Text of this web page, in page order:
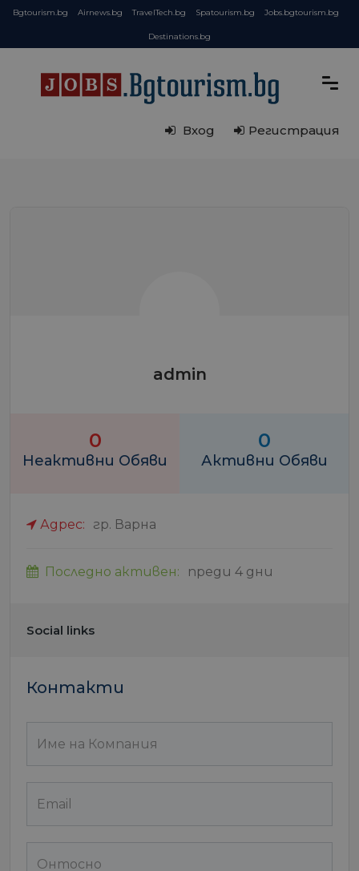
Bgtourism.bg Airnews.bg TravelTech.bg Spatourism.bg Jobs.bgtourism.bg
Destinations.bg
Вход Регистрация
admin
0
Неактивни Обяви
0
Активни Обяви
Адрес: гр. Варна
Последно активен: преди 4 дни
Social links
Контакти